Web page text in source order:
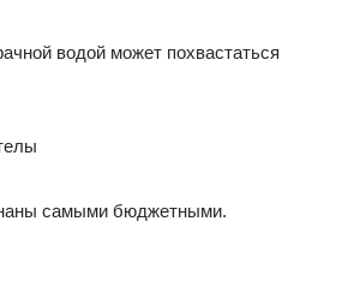
водой может похвастаться
самыми бюджетными.